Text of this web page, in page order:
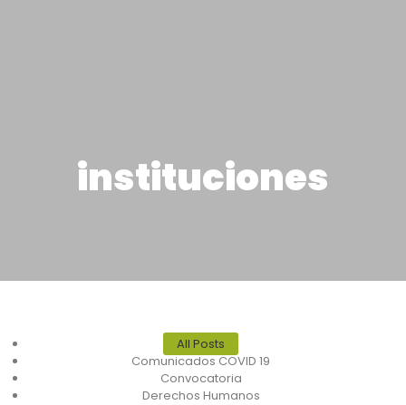
instituciones
All Posts
Comunicados COVID 19
Convocatoria
Derechos Humanos